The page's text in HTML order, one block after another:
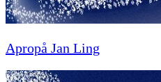
Apropå Jan Ling